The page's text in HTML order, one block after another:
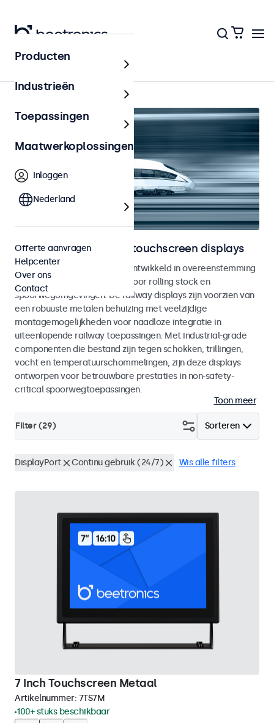
Home
Railway monitoren en touchscreen displays
Monitoren en touchscreens ontwikkeld in overeenstemming
met EN 50155 en EN 45545-2 voor rolling stock en
spoorwegomgevingen. De railway displays zijn voorzien van
een robuuste metalen behuizing met veelzijdige
montagemogelijkheden voor naadloze integratie in
uiteenlopende railway toepassingen. Met industrial-grade
componenten die bestand zijn tegen schokken, trillingen,
vocht en temperatuurschommelingen, zijn deze displays
ontworpen voor betrouwbare prestaties in non-safety-
critical spoorwegtoepassingen.
Toon meer
Sorteren
Filter (29)
DisplayPort Continu gebruik (24/7) Wis alle filters
7 Inch Touchscreen Metaal
Artikelnummer: 7TS7M
100+ stuks beschikbaar
Producten
Industrieën
Toepassingen
Maatwerkoplossingen
Inloggen
Nederland
Offerte aanvragen
Helpcenter
Over ons
Contact